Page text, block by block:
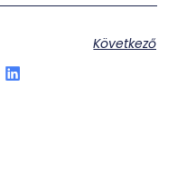
Következő